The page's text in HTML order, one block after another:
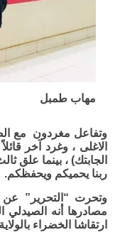
مهاب طمبل
وتفاعل مغردون مع
الاغلى ، وغرد آخر
الجابتك) ، بينما علق
ربنا يحميكم ويحفظكم.
وتحرت “التحرير”
مصادرها أنه
ارتقاشا الخضراء